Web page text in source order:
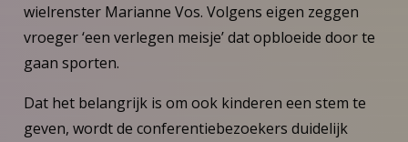
wielrenster Marianne Vos. Volgens eigen zeggen
vroeger ‘een verlegen meisje’ dat opbloeide door te
gaan sporten.
Dat het belangrijk is om ook kinderen een stem te
geven, wordt de conferentiebezoekers duidelijk